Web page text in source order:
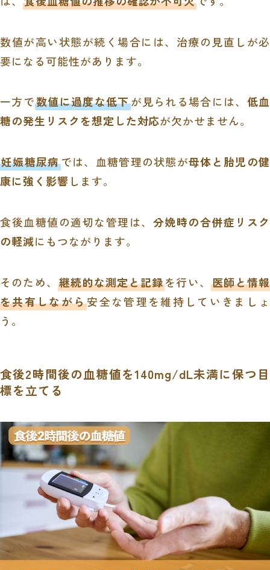
数値が高い状態が続く場合には、治療の見直しが必
要になる可能性があります。
一方で数値に過度な低下が見られる場合には、 低血
糖の発生リスクを想定した対応が欠かせません。
妊娠糖尿病では、血糖管理の状態が母体と胎児の健
康に強く影響 します。
食後血糖値の適切な管理は、 分娩時の合併症リスク
の軽減にもつながります。
そのため、継続的な測定と記録を行い、医師と情報
を共有しながら安全な管理を維持していきましょ
う。
食後2時間後の血糖値を140mg/dL未満に保つ目
標を立てる